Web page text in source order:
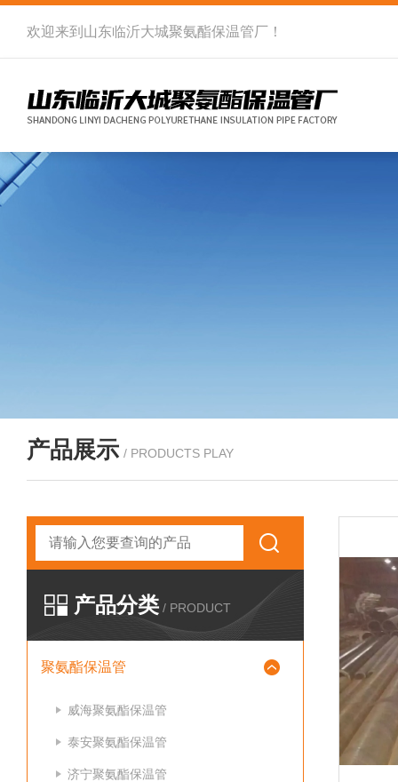
欢迎来到 山东临沂大城聚氨酯保温管厂 ！
产品展示 / PRODUCTS PLAY
产品分类 / PRODUCT
聚氨酯保温管
威海聚氨酯保温管
泰安聚氨酯保温管
济宁聚氨酯保温管